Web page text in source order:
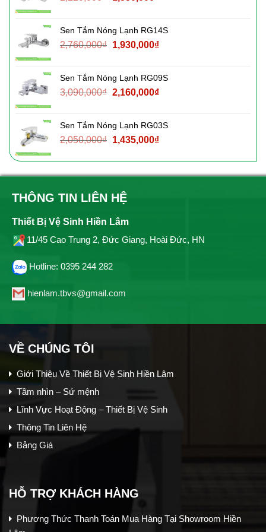
2,220,000₫.là:
1,550,000₫.
Sen Tắm Nóng Lạnh RG14S
2,760,000₫ Giá
2,760,000₫.
1,930,000₫Giá
là:
1,930,000₫.
Sen Tắm Nóng Lạnh RG09S
3,090,000₫ Giá
3,090,000₫.
2,160,000₫Giá
là:
2,160,000₫.
Sen Tắm Nóng Lạnh RG03S
2,050,000₫ Giá
là:
2,050,000₫.
1,435,000₫Giá
tại
là:
THÔNG TIN LIÊN HỆ
Thiết Bị Vệ Sinh Hiền Lâm
11/45 Cao Trung 2, Đức Giang, Hoài Đức, HN
Hotline: 0395 244 282
hienlam.tbvs@gmail.com
VỀ CHÚNG TÔI
Giới Thiệu Về Thiết Bị Vệ Sinh Hiền Lâm
Tầm nhìn – Sứ mệnh
Lĩnh Vực Hoạt Động – Thiết Bị Vệ Sinh
Thông Tin Liên Hệ
Bảng Giá
HỖ TRỢ KHÁCH HÀNG
Phương Thức Thanh Toán Mua Hàng Tại Showroom Hiền